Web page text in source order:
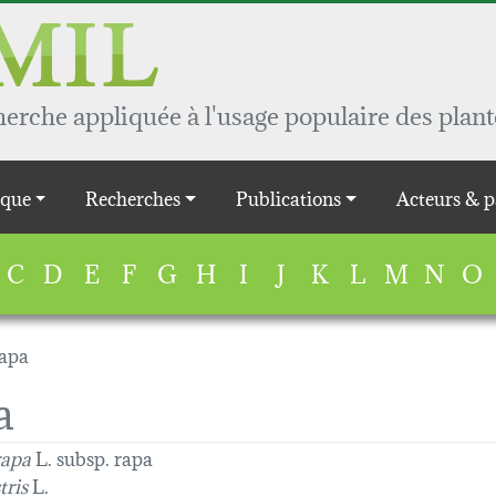
appliquée à l'usage populaire des
Recherches Publications Acteurs &
C D E F G H I J K L M N O
L. subsp. rapa
L.